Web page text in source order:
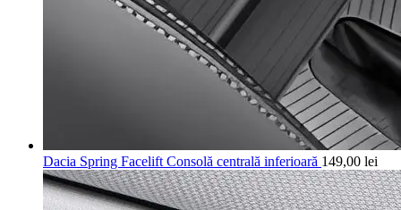
Dacia Spring Facelift Consolă centrală inferioară 149,00 lei